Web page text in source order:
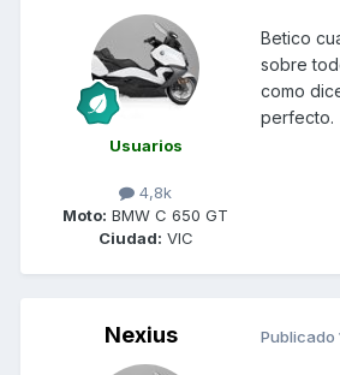
Usuarios
4,8k
Moto: BMW C 650 GT
Ciudad: VIC
Betico
sobre
como
perfecto.
Nexius Publicado